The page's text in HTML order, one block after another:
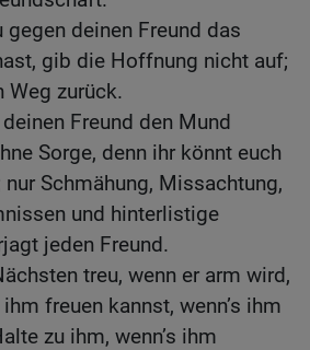
gegen deinen Freund das
gib die Hoffnung nicht auf;
Weg zurück.
Freund den Mund
Sorge, denn ihr könnt euch
Schmähung, Missachtung,
und hinterlistige
jeden Freund.
treu, wenn er arm wird,
freuen kannst, wenn’s ihm
zu ihm, wenn’s ihm